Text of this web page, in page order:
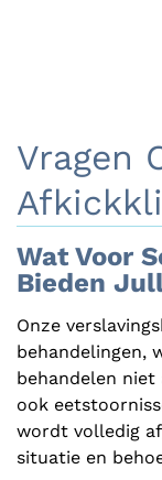
Vragen
Wat Voor
Bieden
Onze
behandelingen,
behandelen niet
ook
wordt volledig
situatie en